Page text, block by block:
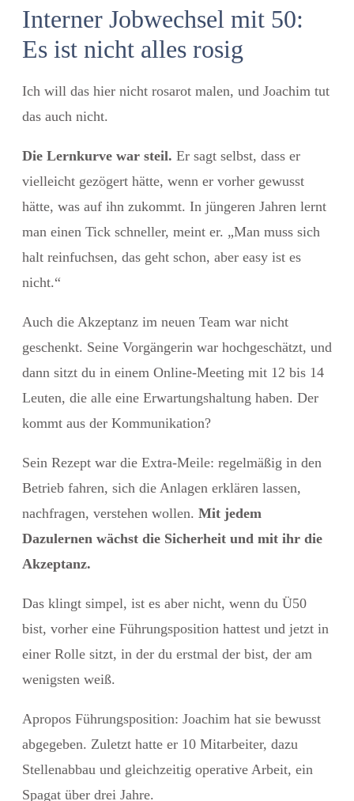
Interner Jobwechsel mit 50:
Es ist nicht alles rosig
Ich will das hier nicht rosarot malen, und Joachim tut
das auch nicht.
Die Lernkurve war steil. Er sagt selbst, dass er
vielleicht gezögert hätte, wenn er vorher gewusst
hätte, was auf ihn zukommt. In jüngeren Jahren lernt
man einen Tick schneller, meint er. „Man muss sich
halt reinfuchsen, das geht schon, aber easy ist es
nicht.“
Auch die Akzeptanz im neuen Team war nicht
geschenkt. Seine Vorgängerin war hochgeschätzt, und
dann sitzt du in einem Online-Meeting mit 12 bis 14
Leuten, die alle eine Erwartungshaltung haben. Der
kommt aus der Kommunikation?
Sein Rezept war die Extra-Meile: regelmäßig in den
Betrieb fahren, sich die Anlagen erklären lassen,
nachfragen, verstehen wollen. Mit jedem
Dazulernen wächst die Sicherheit und mit ihr die
Akzeptanz.
Das klingt simpel, ist es aber nicht, wenn du Ü50
bist, vorher eine Führungsposition hattest und jetzt in
einer Rolle sitzt, in der du erstmal der bist, der am
wenigsten weiß.
Apropos Führungsposition: Joachim hat sie bewusst
abgegeben. Zuletzt hatte er 10 Mitarbeiter, dazu
Stellenabbau und gleichzeitig operative Arbeit, ein
Spagat über drei Jahre.